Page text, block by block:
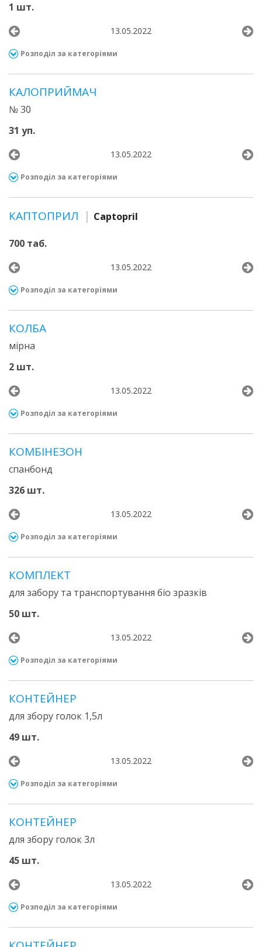
1 шт.
13.05.2022
Розподіл за категоріями
КАЛОПРИЙМАЧ
№ 30
31 уп.
13.05.2022
Розподіл за категоріями
КАПТОПРИЛ Captopril
700 таб.
13.05.2022
Розподіл за категоріями
КОЛБА
мірна
2 шт.
13.05.2022
Розподіл за категоріями
КОМБІНЕЗОН
спанбонд
326 шт.
13.05.2022
Розподіл за категоріями
КОМПЛЕКТ
для забору та транспортування біо зразків
50 шт.
13.05.2022
Розподіл за категоріями
КОНТЕЙНЕР
для збору голок 1,5л
49 шт.
13.05.2022
Розподіл за категоріями
КОНТЕЙНЕР
для збору голок 3л
45 шт.
13.05.2022
Розподіл за категоріями